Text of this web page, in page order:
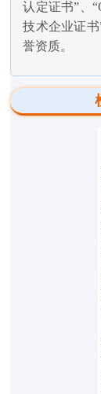
认定证书”、
技术企业证书
誉资质。